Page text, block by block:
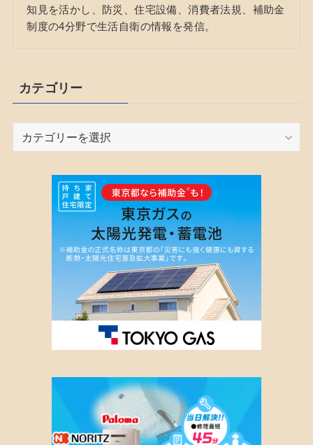
知見を活かし、防災、住宅設備、消費者法規、補助金
制度の4分野で生活自衛の情報を発信。
カテゴリー